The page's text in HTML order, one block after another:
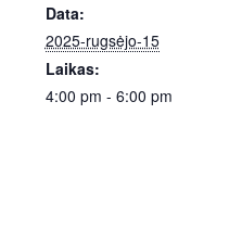
Data:
2025-rugsėjo-15
Laikas:
4:00 pm - 6:00 pm